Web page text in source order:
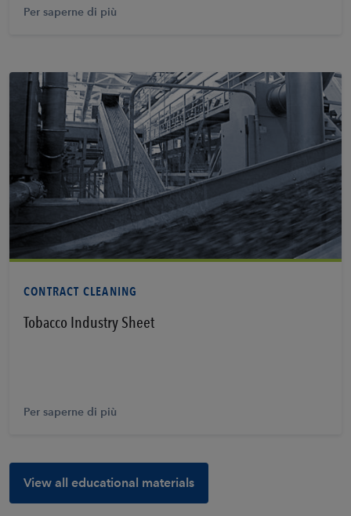
View all educational materials
Per saperne di più
CONTRACT CLEANING
Tobacco Industry Sheet
Vedi PDF
Per saperne di più